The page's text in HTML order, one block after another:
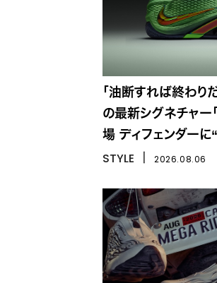
「油断すれば終わりだ
の最新シグネチャー
場 ディフェンダーに
足
STYLE 2026.08.06